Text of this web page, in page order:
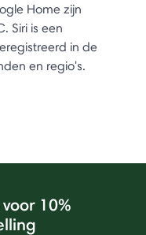
Home zijn
Siri is een
in de
en regio's.
10%